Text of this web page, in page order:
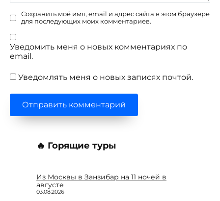
Сохранить моё имя, email и адрес сайта в этом браузере
для последующих моих комментариев.
Уведомить меня о новых комментариях по
email.
Уведомлять меня о новых записях почтой.
🔥 Горящие туры
Из Москвы в Занзибар на 11 ночей в
августе
03.08.2026